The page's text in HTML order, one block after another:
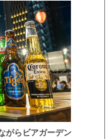
がらビアガーデン